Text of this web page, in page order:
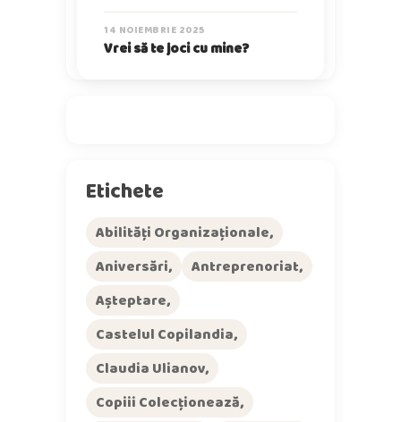
14 NOIEMBRIE 2025
Vrei să te joci cu mine?
Etichete
Abilități Organizaționale
Aniversări
Antreprenoriat
Așteptare
Castelul Copilandia
Claudia Ulianov
Copiii Colecționează